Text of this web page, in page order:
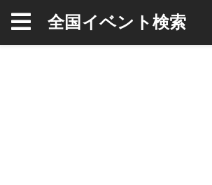
全国イベント検索